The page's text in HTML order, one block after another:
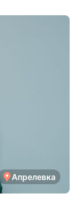
Апрелевка